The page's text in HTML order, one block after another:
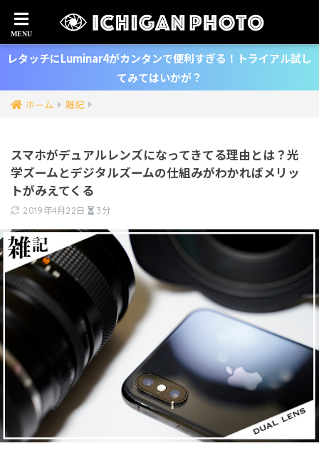
レタッチにLuminar4がカンタンで便利すぎる！トライアル試し
てみてはいかが？
ホーム 雑記
スマホがデュアルレンズになってきてる理由とは？光
学ズームとデジタルズームの仕組みがわかればメリッ
トがみえてくる
2019年4月22日 3分